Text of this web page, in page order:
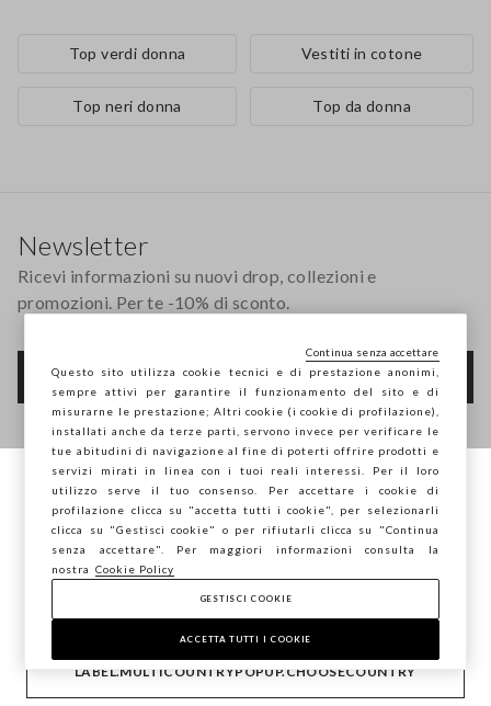
Top verdi donna Vestiti in cotone
Top neri donna Top da donna
AZIENDA
Newsletter
Ricevi informazioni su nuovi drop, collezioni e
promozioni. Per te -10% di sconto.
FOOTER.NEWSLETTER.SUBSCRIBE
Seguici su
Stai navigando su STEFANEL Italia, vuoi
salvare la tua posizione?
CONFERMA
LABEL.MULTICOUNTRYPOPUP.CHOOSECOUNTRY
Questo sito utilizza cookie tecnici e di prestazione anonimi,
sempre attivi per garantire il funzionamento del sito e di
misurarne le prestazione; Altri cookie (i cookie di profilazione),
installati anche da terze parti, servono invece per verificare le
tue abitudini di navigazione al fine di poterti offrire prodotti e
servizi mirati in linea con i tuoi reali interessi. Per il loro
utilizzo serve il tuo consenso. Per accettare i cookie di
profilazione clicca su "accetta tutti i cookie", per selezionarli
clicca su "Gestisci cookie" o per rifiutarli clicca su "Continua
senza accettare". Per maggiori informazioni consulta la
nostra
Cookie Policy
GESTISCI COOKIE
ACCETTA TUTTI I COOKIE
Continua senza accettare